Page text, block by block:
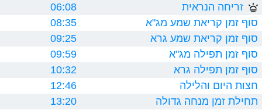
זריחה הנראית
06:08
סוף זמן קריאת שמע מג"א
08:35
סוף זמן קריאת שמע גרא
09:25
סוף זמן תפילה מג"א
09:59
סוף זמן תפילה גרא
10:32
חצות היום והלילה
12:46
תחילת זמן מנחה גדולה
13:20